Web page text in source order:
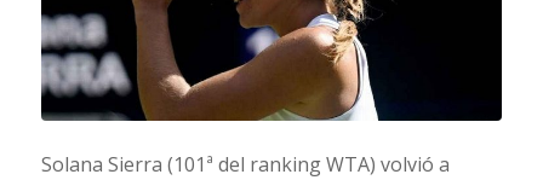
Solana Sierra (101ª del ranking WTA) volvió a